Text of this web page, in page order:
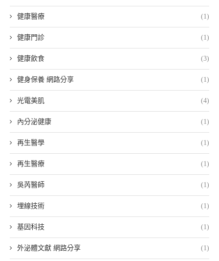
健康醫療 (1)
健康門診 (1)
健康飲食 (3)
健身保養 網路分享 (1)
光電美肌 (4)
內分泌健康 (1)
再生醫學 (1)
再生醫療 (1)
吳芮醫師 (1)
埋線技術 (1)
基因科技 (1)
外泌體文獻 網路分享 (1)